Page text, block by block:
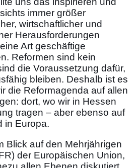
immer größer
wirtschaftlicher und
Herausforderungen
Art geschäftige
Reformen sind kein
die Voraussetzung dafür,
bleiben. Deshalb ist es
die Reformagenda auf allen
dort, wo wir in Hessen
tragen – aber ebenso auf
in Europa.
Blick auf den Mehrjährigen
der Europäischen Union,